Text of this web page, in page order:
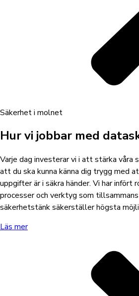
Säkerhet i molnet
Hur vi jobbar med
Varje dag investerar vi i att stärka våra
att du ska kunna känna dig trygg med
uppgifter är i säkra händer. Vi har infört
processer och verktyg som
säkerhetstänk säkerställer högsta
Läs mer